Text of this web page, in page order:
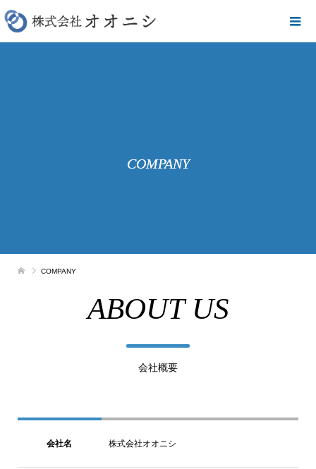
COMPANY
COMPANY
ABOUT US
会社概要
会社名 株式会社オオニシ